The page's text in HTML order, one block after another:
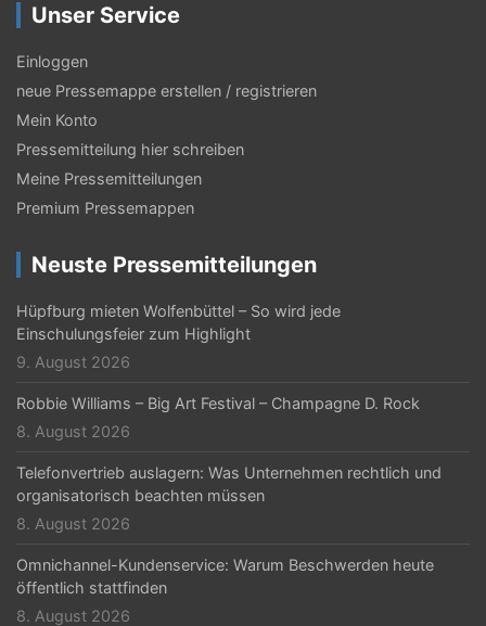
s
-
N
a
v
i
g
a
t
i
o
n
Unser Service
Einloggen
neue Pressemappe erstellen / registrieren
Mein Konto
Pressemitteilung hier schreiben
Meine Pressemitteilungen
Premium Pressemappen
Neuste Pressemitteilungen
Hüpfburg mieten Wolfenbüttel – So wird jede
Einschulungsfeier zum Highlight
9. August 2026
Robbie Williams – Big Art Festival – Champagne D. Rock
8. August 2026
Telefonvertrieb auslagern: Was Unternehmen rechtlich und
organisatorisch beachten müssen
8. August 2026
Omnichannel-Kundenservice: Warum Beschwerden heute
öffentlich stattfinden
8. August 2026